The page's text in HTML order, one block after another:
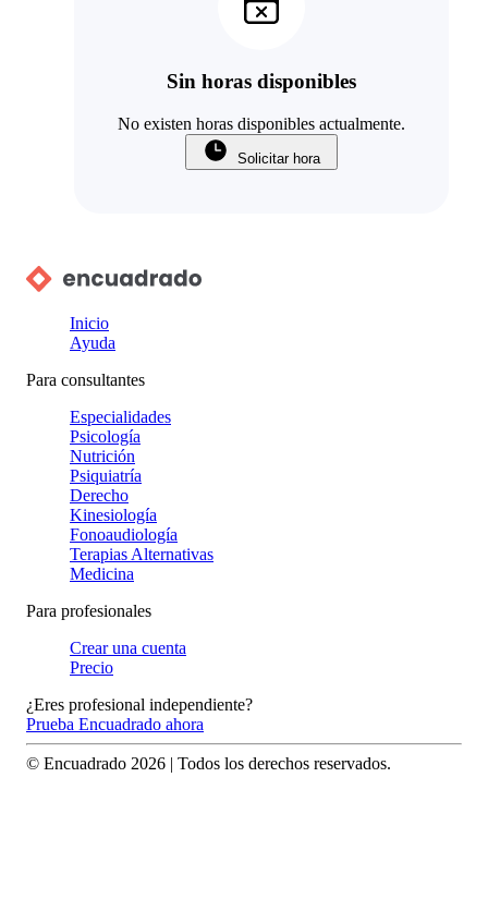
Sin horas disponibles
No existen horas disponibles actualmente.
Solicitar hora
Inicio
Ayuda
Para consultantes
Especialidades
Psicología
Nutrición
Psiquiatría
Derecho
Kinesiología
Fonoaudiología
Terapias Alternativas
Medicina
Para profesionales
Crear una cuenta
Precio
¿Eres profesional independiente?
Prueba Encuadrado ahora
© Encuadrado 2026 | Todos los derechos reservados.